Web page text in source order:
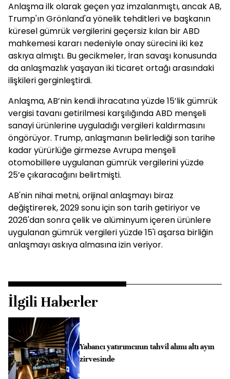
Anlaşma ilk olarak geçen yaz imzalanmıştı, ancak AB,
Trump'ın Grönland'a yönelik tehditleri ve başkanın
küresel gümrük vergilerini geçersiz kılan bir ABD
mahkemesi kararı nedeniyle onay sürecini iki kez
askıya almıştı. Bu gecikmeler, İran savaşı konusunda
da anlaşmazlık yaşayan iki ticaret ortağı arasındaki
ilişkileri gerginleştirdi.
Anlaşma, AB’nin kendi ihracatına yüzde 15’lik gümrük
vergisi tavanı getirilmesi karşılığında ABD menşeli
sanayi ürünlerine uyguladığı vergileri kaldırmasını
öngörüyor. Trump, anlaşmanın belirlediği son tarihe
kadar yürürlüğe girmezse Avrupa menşeli
otomobillere uygulanan gümrük vergilerini yüzde
25’e çıkaracağını belirtmişti.
AB'nin nihai metni, orijinal anlaşmayı biraz
değiştirerek, 2029 sonu için son tarih getiriyor ve
2026'dan sonra çelik ve alüminyum içeren ürünlere
uygulanan gümrük vergileri yüzde 15'i aşarsa birliğin
anlaşmayı askıya almasına izin veriyor.
İlgili Haberler
Yabancı yatırımcının tahvil alımı altı ayın
zirvesinde